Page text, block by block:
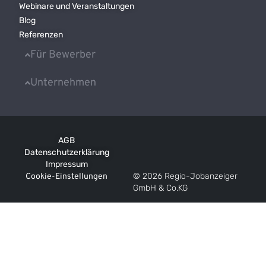
Webinare und Veranstaltungen
Blog
Referenzen
Für Bewerber
Unternehmen
AGB
Datenschutzerklärung
Impressum
Cookie-Einstellungen
© 2026 Regio-Jobanzeiger
GmbH & Co.KG